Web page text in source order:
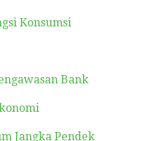
Konsumsi
Bank
Jangka Pendek